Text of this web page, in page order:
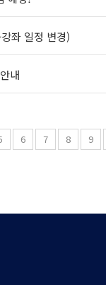
좌 일정 변경)
내
6 7 8 9